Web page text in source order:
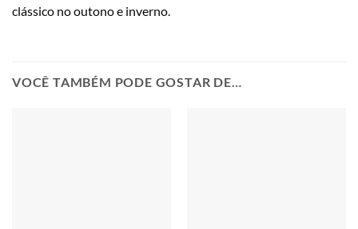
clássico no outono e inverno.
VOCÊ TAMBÉM PODE GOSTAR DE…